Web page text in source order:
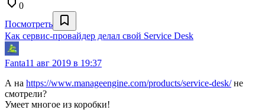
0
Посмотреть
Как сервис-провайдер делал свой Service Desk
Fanta11 авг 2019 в 19:37
А на https://www.manageengine.com/products/service-desk/не
смотрели?
Умеет многое из коробки!